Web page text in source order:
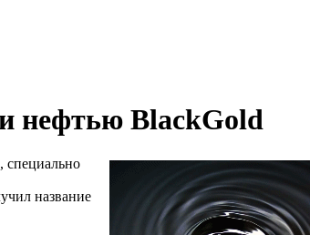
нефтью BlackGold
специально
название